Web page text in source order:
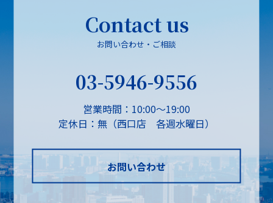
Contact us
お問い合わせ・ご相談
03-5946-9556
営業時間：10:00～19:00
定休日：無（西口店 各週水曜日）
お問い合わせ